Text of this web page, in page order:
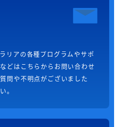
リアの各種プログラムやサポ
どはこちらからお問い合わせ
問や不明点がございました
。